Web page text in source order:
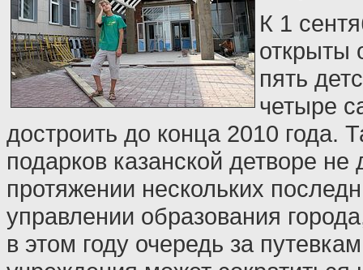
К 1
открыты
пять
четыре
достроить до конца 2010 года.
подарков казанской детворе не
протяжении нескольких
управлении образования
в этом году очередь за